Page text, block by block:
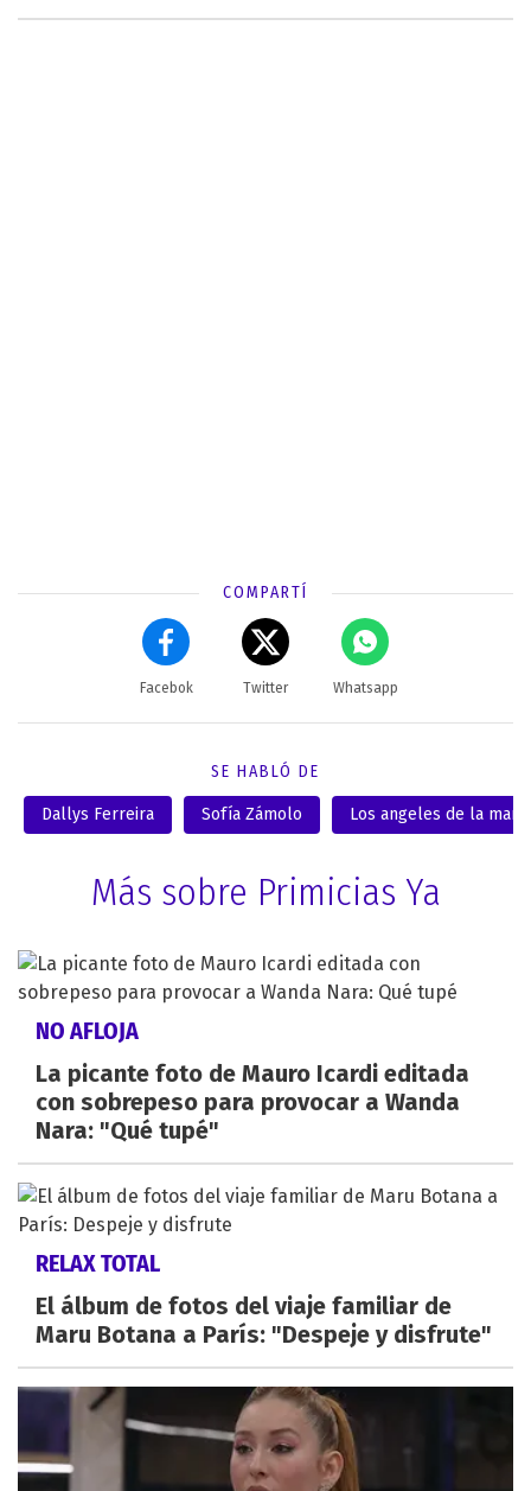
COMPARTÍ
Facebok Twitter Whatsapp
SE HABLÓ DE
Dallys Ferreira Sofía Zámolo Los angeles de la
Más sobre Primicias Ya
NO AFLOJA
La picante foto de Mauro Icardi editada
con sobrepeso para provocar a Wanda
Nara: "Qué tupé"
RELAX TOTAL
El álbum de fotos del viaje familiar de
Maru Botana a París: "Despeje y disfrute"